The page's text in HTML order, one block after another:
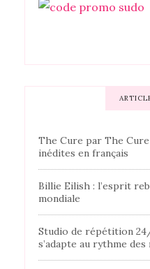
The Cure par The
inédites en français
Billie Eilish : l’esprit
mondiale
Studio de répétition
s’adapte au rythme des